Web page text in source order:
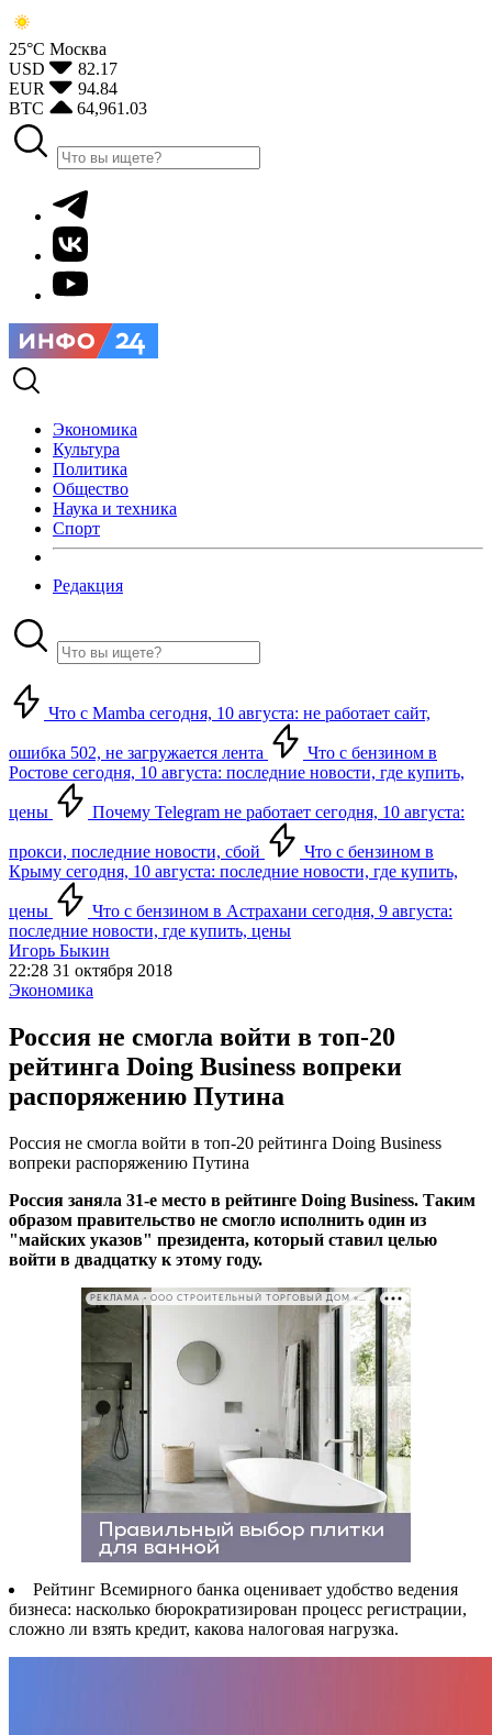
25°С Москва
USD
82.17
EUR
94.84
BTC
64,961.03
Экономика
Культура
Политика
Общество
Наука и техника
Спорт
Редакция
Что с Mamba сегодня, 10 августа: не работает сайт,
ошибка 502, не загружается лента
Что с бензином в
Ростове сегодня, 10 августа: последние новости, где купить,
цены Почему Telegram не работает сегодня, 10 августа:
прокси, последние новости, сбой
Что с бензином в
Крыму сегодня, 10 августа: последние новости, где купить,
цены
Что с бензином в Астрахани сегодня, 9 августа:
последние новости, где купить, цены
Игорь Быкин
22:28 31 октября 2018
Экономика
Россия не смогла войти в топ-20
рейтинга Doing Business вопреки
распоряжению Путина
Россия не смогла войти в топ-20 рейтинга Doing Business
вопреки распоряжению Путина
Россия заняла 31-е место в рейтинге Doing Business. Таким
образом правительство не смогло исполнить один из
"майских указов" президента, который ставил целью
войти в двадцатку к этому году.
РЕКЛАМА • ООО СТРОИТЕЛЬНЫЙ ТОРГОВЫЙ ДОМ «ПЕТРОВИЧ». ИНН: 7802348846
Рейтинг Всемирного банка оценивает удобство ведения
бизнеса: насколько бюрократизирован процесс регистрации,
сложно ли взять кредит, какова налоговая нагрузка.